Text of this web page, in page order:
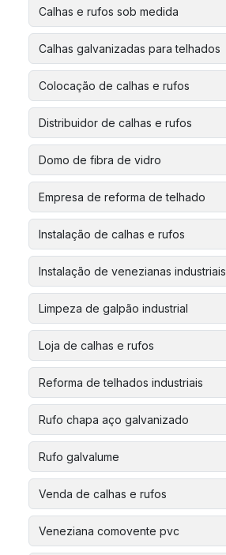
Calhas e rufos sob medida
Calhas galvanizadas para telhados
Colocação de calhas e rufos
Distribuidor de calhas e rufos
Domo de fibra de vidro
Empresa de reforma de telhado
Instalação de calhas e rufos
Instalação de venezianas industriais
Limpeza de galpão industrial
Loja de calhas e rufos
Reforma de telhados industriais
Rufo chapa aço galvanizado
Rufo galvalume
Venda de calhas e rufos
Veneziana comovente pvc